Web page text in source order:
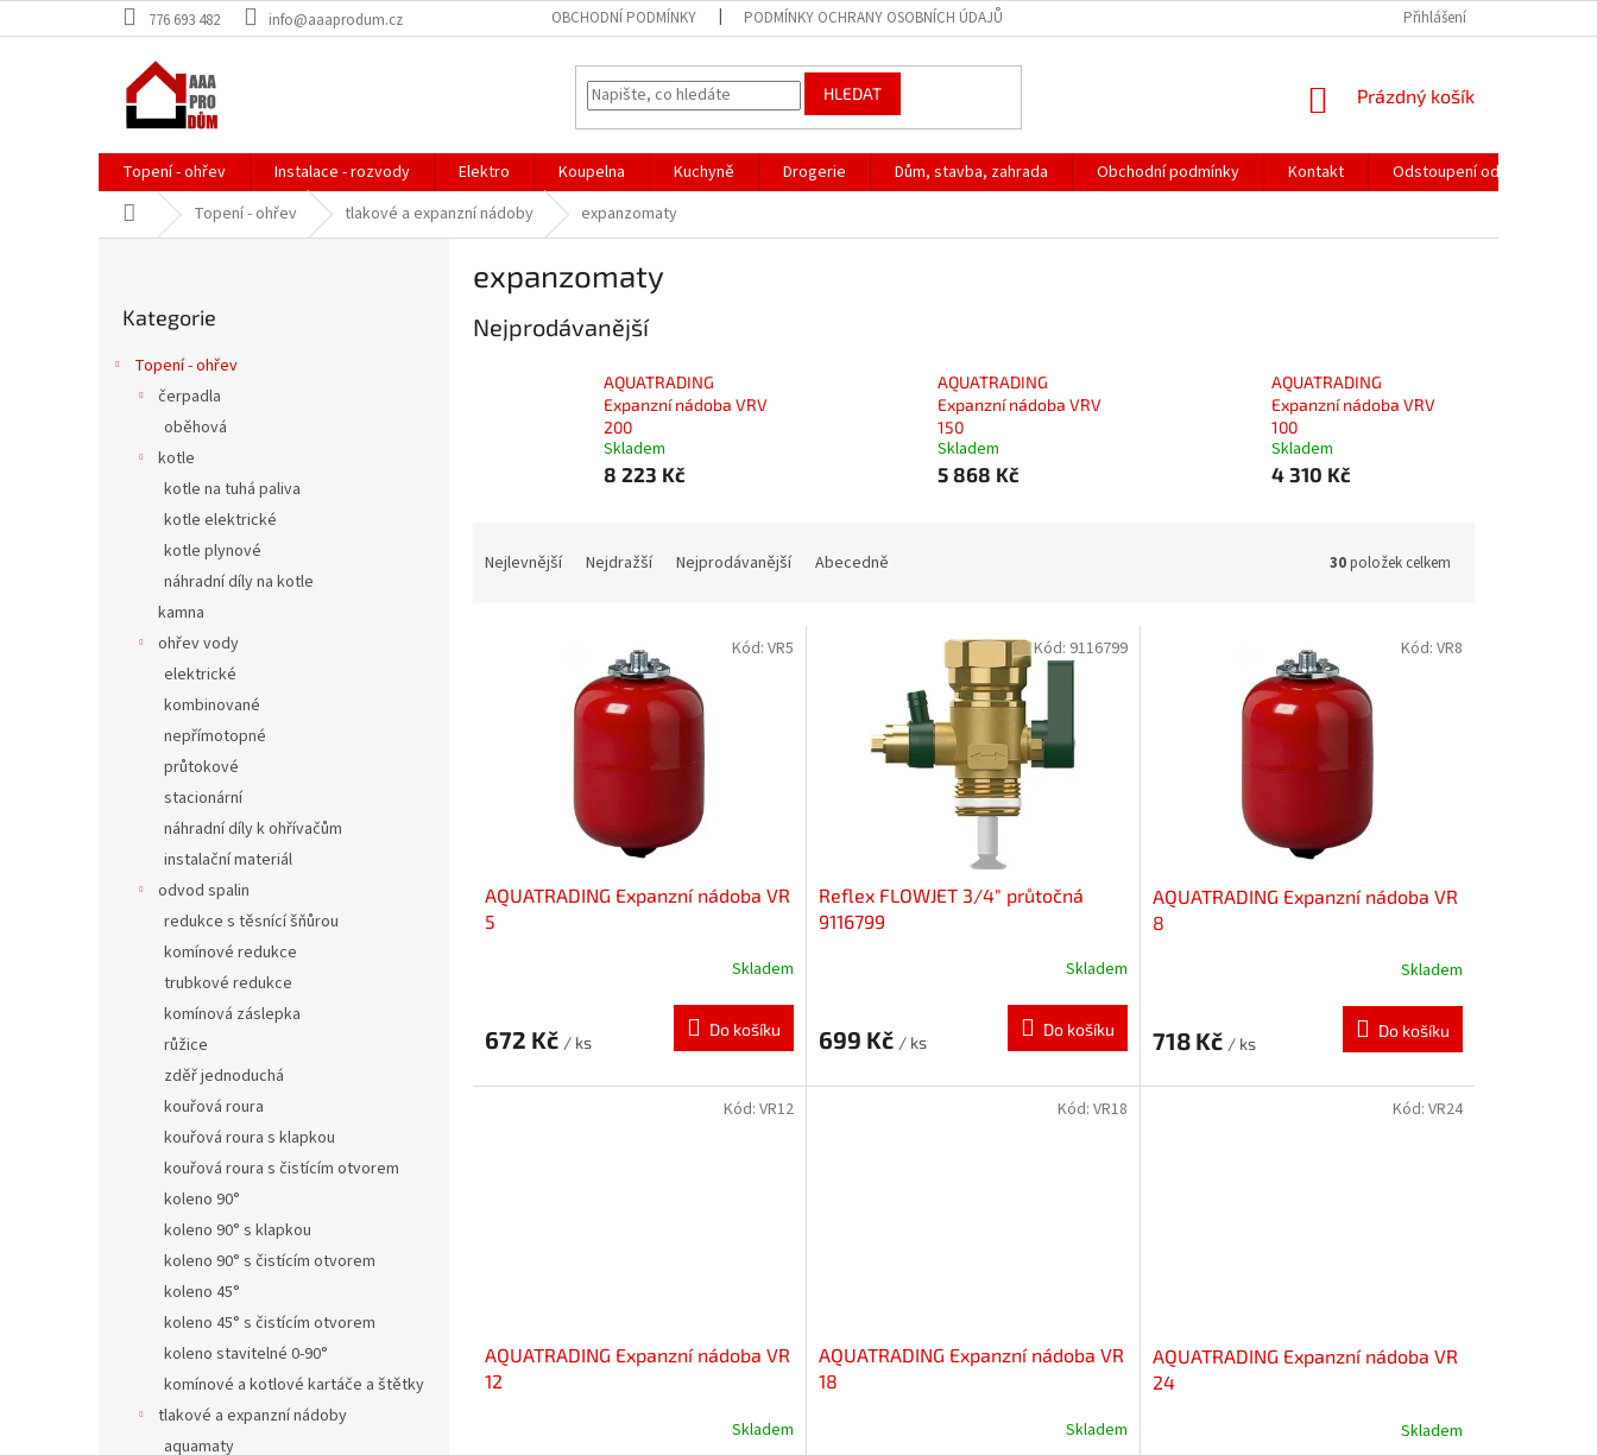
na
776 693 482 info@aaaprodum.cz OBCHODNÍ PODMÍNKY PODMÍNKY OCHRANY OSOBNÍCH ÚDAJŮ Přihlášení
HLEDAT
NÁKUPNÍ
Prázdný košík
Topení - ohřev Instalace - rozvody Elektro Koupelna Kuchyně Drogerie Dům, stavba, zahrada Obchodní podmínky Kontakt
Odstoupení od smlouvy
Domů Topení - ohřev tlakové a expanzní nádoby expanzomaty
kategorie
Kategorie
Topení - ohřev
čerpadla
oběhová
kotle
kotle na tuhá paliva
kotle elektrické
kotle plynové
náhradní díly na kotle
kamna
ohřev vody
elektrické
kombinované
nepřímotopné
průtokové
stacionární
náhradní díly k ohřívačům
instalační materiál
odvod spalin
redukce s těsnící šňůrou
komínové redukce
trubkové redukce
komínová záslepka
růžice
zděř jednoduchá
kouřová roura
kouřová roura s klapkou
kouřová roura s čistícím otvorem
koleno 90°
koleno 90° s klapkou
koleno 90° s čistícím otvorem
koleno 45°
koleno 45° s čistícím otvorem
koleno stavitelné 0-90°
komínové a kotlové kartáče a štětky
tlakové a expanzní nádoby
aquamaty
expanzomaty
Nejprodávanější
AQUATRADING
Expanzní nádoba VRV
200
Skladem
8 223 Kč
AQUATRADING
Expanzní nádoba VRV
150
Skladem
5 868 Kč
AQUATRADING
Expanzní nádoba VRV
100
Skladem
4 310 Kč
Nejlevnější Nejdražší Nejprodávanější Abecedně 30položek celkem
AQUATRADING Expanzní nádoba VR
5
Skladem
672 Kč / ks
Do košíku
Kód: VR5
Reflex FLOWJET 3/4" průtočná
9116799
Skladem
699 Kč / ks
Do košíku
Kód: 9116799
AQUATRADING Expanzní nádoba VR
8
Skladem
718 Kč / ks
Do košíku
Kód: VR8
AQUATRADING Expanzní nádoba VR
12
Skladem
Kód: VR12
AQUATRADING Expanzní nádoba VR
18
Skladem
Kód: VR18
AQUATRADING Expanzní nádoba VR
24
Skladem
Kód: VR24